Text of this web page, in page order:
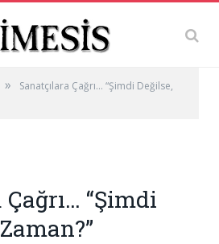
»
Sanatçılara Çağrı… “Şimdi Değilse,
“Şimdi